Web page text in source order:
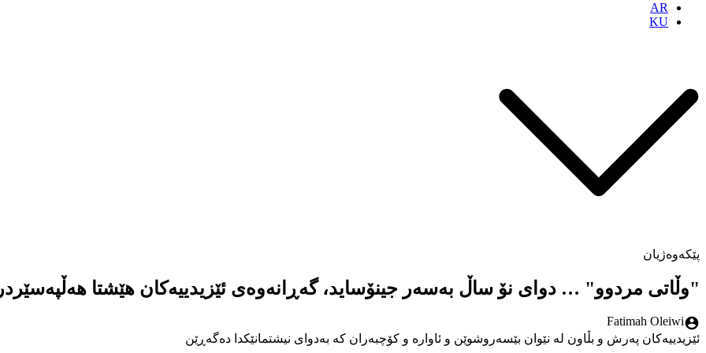
AR
KU
پێکەوەژیان
"وڵاتی مردوو" … دوای نۆ ساڵ بەسەر جینۆساید، گەڕانەوەی ئێزیدییەکان هێشتا
Fatimah Oleiwi
ئێزیدییەکان پەرش و بڵاون لە نێوان بێسەروشوێن و ئاوارە و کۆچبەران کە بەدوای نیشتمانێکدا دەگەڕێن